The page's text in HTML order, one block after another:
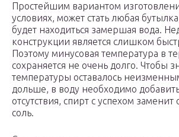
Простейшим вариантом
условиях, может стать любая
будет находиться замершая вода.
конструкции является слишком
Поэтому минусовая температура в
сохраняется не очень долго. Чтобы
температуры оставалось
дольше, в воду необходимо
отсутствия, спирт с успехом
соль.